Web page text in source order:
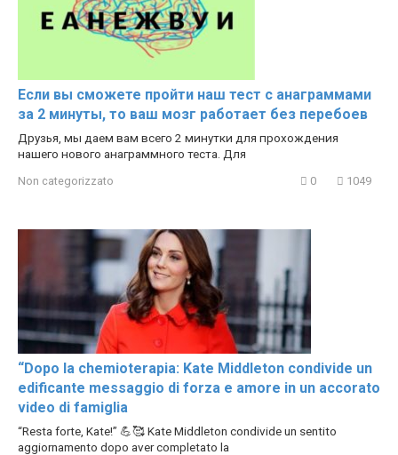
Если вы сможете пройти наш тест с анаграммами
за 2 минуты, то ваш мозг работает без перебоев
Друзья, мы даем вам всего 2 минутки для прохождения
нашего нового анаграммного теста. Для
Non categorizzato 0 1049
“Dopo la chemioterapia: Kate Middleton condivide un
edificante messaggio di forza e amore in un accorato
video di famiglia
“Resta forte, Kate!” 💪🥰 Kate Middleton condivide un sentito
aggiornamento dopo aver completato la